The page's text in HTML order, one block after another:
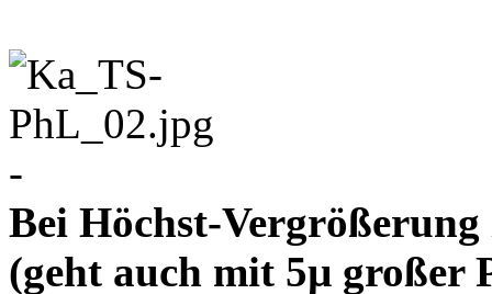
-
Bei Höchst-
(geht auch mit 5µ großer